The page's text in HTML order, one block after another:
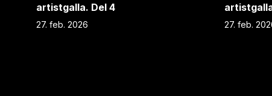
artistgalla. Del 4
27. feb. 2026 27. feb.